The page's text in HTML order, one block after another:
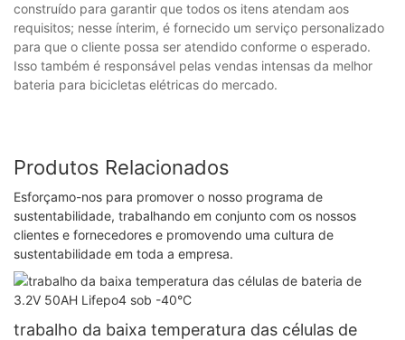
construído para garantir que todos os itens atendam aos
requisitos; nesse ínterim, é fornecido um serviço personalizado
para que o cliente possa ser atendido conforme o esperado.
Isso também é responsável pelas vendas intensas da melhor
bateria para bicicletas elétricas do mercado.
Produtos Relacionados
Esforçamo-nos para promover o nosso programa de
sustentabilidade, trabalhando em conjunto com os nossos
clientes e fornecedores e promovendo uma cultura de
sustentabilidade em toda a empresa.
trabalho da baixa temperatura das células de